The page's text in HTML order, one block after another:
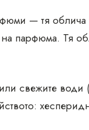
— тя
парфюма. Тя
свежите води (